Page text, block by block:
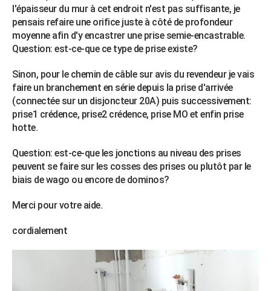
l'épaisseur du mur à cet endroit n'est pas suffisante, je
pensais refaire une orifice juste à côté de profondeur
moyenne afin d'y encastrer une prise semie-encastrable.
Question: est-ce-que ce type de prise existe?
Sinon, pour le chemin de câble sur avis du revendeur je vais
faire un branchement en série depuis la prise d'arrivée
(connectée sur un disjoncteur 20A) puis successivement:
prise1 crédence, prise2 crédence, prise MO et enfin prise
hotte.
Question: est-ce-que les jonctions au niveau des prises
peuvent se faire sur les cosses des prises ou plutôt par le
biais de wago ou encore de dominos?
Merci pour votre aide.
cordialement